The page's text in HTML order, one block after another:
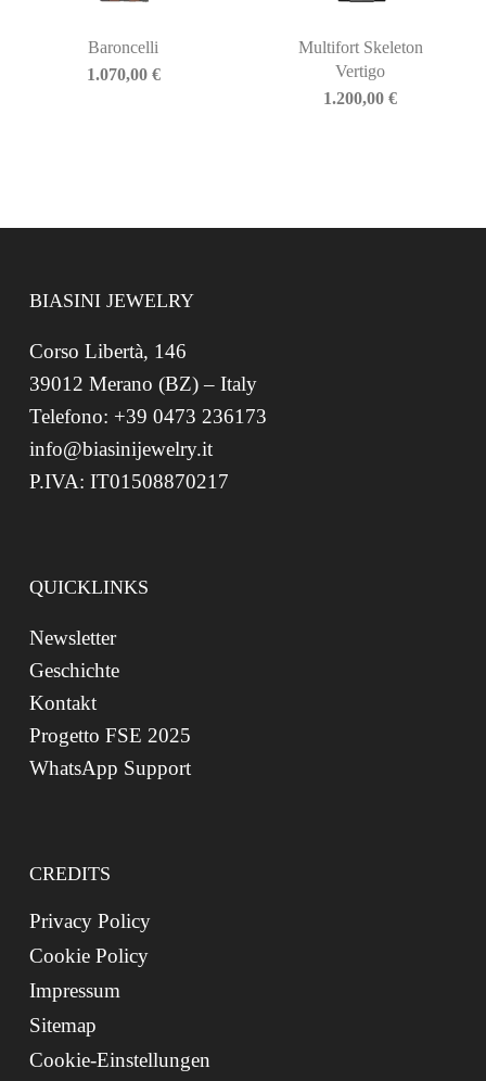
Baroncelli
1.070,00 €
Multifort Skeleton
Vertigo
1.200,00€
BIASINI JEWELRY
Corso Libertà, 146
39012 Merano (BZ) – Italy
Telefono: +39 0473 236173
info@biasinijewelry.it
P.IVA: IT01508870217
QUICKLINKS
Newsletter
Geschichte
Kontakt
Progetto FSE 2025
WhatsApp Support
CREDITS
Privacy Policy
Cookie Policy
Impressum
Sitemap
Cookie-Einstellungen